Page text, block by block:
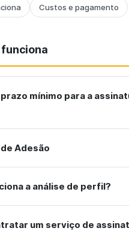
Custos e pagamento
funciona
mínimo para a
Adesão
a análise de perfil?
um serviço de